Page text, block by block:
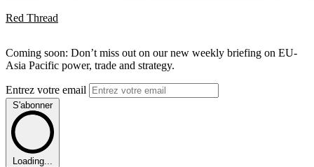
Red Thread
Coming soon: Don’t miss out on our new weekly briefing on EU-
Asia Pacific power, trade and strategy.
Entrez votre email
S'abonner
Loading...